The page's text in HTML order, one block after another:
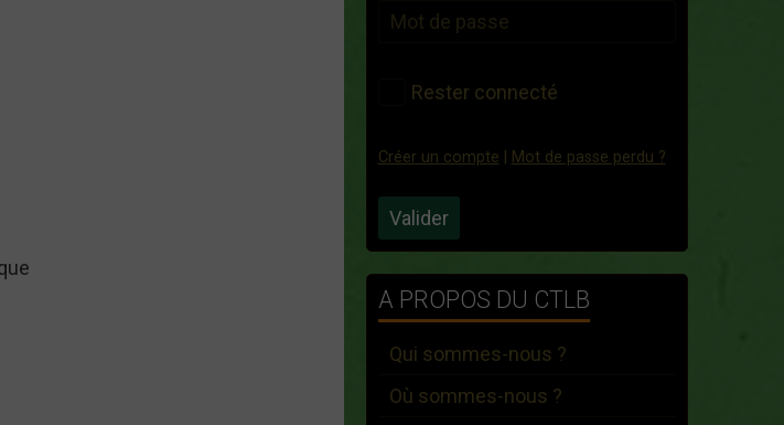
Rester connecté
Créer un compte Mot de passe perdu ?
Valider
A PROPOS DU CTLB
Qui sommes-nous ?
Où sommes-nous ?